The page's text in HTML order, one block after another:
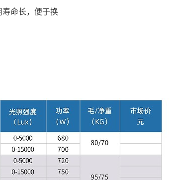
命长，便于换